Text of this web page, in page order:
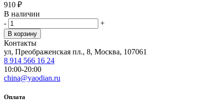
910 ₽
В наличии
-
+
В корзину
Контакты
ул, Преображенская пл., 8, Москва, 107061
8 914 566 16 24
10:00-20:00
china@yaodian.ru
Оплата